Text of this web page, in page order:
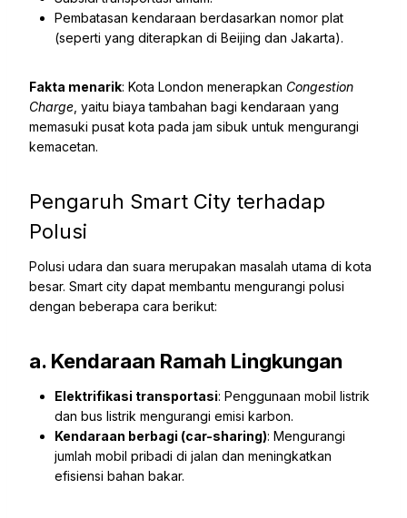
Pembatasan kendaraan berdasarkan nomor plat
(seperti yang diterapkan di Beijing dan Jakarta).
Fakta menarik: Kota London menerapkan Congestion
Charge , yaitu biaya tambahan bagi kendaraan yang
memasuki pusat kota pada jam sibuk untuk mengurangi
kemacetan.
Pengaruh Smart City terhadap
Polusi
Polusi udara dan suara merupakan masalah utama di kota
besar. Smart city dapat membantu mengurangi polusi
dengan beberapa cara berikut:
a. Kendaraan Ramah Lingkungan
Elektrifikasi transportasi: Penggunaan mobil listrik
dan bus listrik mengurangi emisi karbon.
Kendaraan berbagi (car-sharing): Mengurangi
jumlah mobil pribadi di jalan dan meningkatkan
efisiensi bahan bakar.